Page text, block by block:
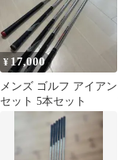
¥ 17,000
メンズ ゴルフ アイアン
セット 5本セット